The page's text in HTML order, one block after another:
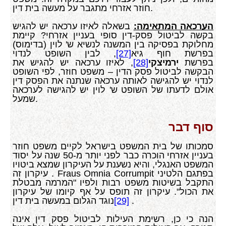
חוזר אזרחי מתגבר על מעשה בית דין.
הערכאה המתאימה: בשאלה לאיזו ערכאה יש להגיש
בקשה לביטול פסק-דין סופי בעניין אזרחי? קיימת
מחלוקת בפסיקה בין המשנה לנשיא ש' לוין (בדימוס)
בפרשת חוף גיא[27], לבין השופט לנדוי
בפרשת ירמיצקי[28], לאיזו ערכאה יש להגיש את
הבקשה לביטול פסק הדין – משפט חוזר, לפי השופט
לנדוי יש להגישה לאותה ערכאה שנתנה את הפסק דין
אולם לדעתו של השופט ש' לוין יש להגישה לערכאה
שמעל.
סוף דבר
סמכותו של בית המשפט בישראל לקיים משפט חוזר
בעניין אזרחי הוכרה כבר לפני יותר מ-50 שנה על יסוד
המשפט האנגלי, והיא נשענת על העיקרון שמצא ביטויו
בפתגם הלטיני Fraus Omnia Corrumpit . עיקרון זה
התקבל בשיטות משפט רבות ולפיו "המרמה מבטלת
את הכול". עיקרון זה תופס על אף קיומו של עיקרון
נוגד הגלום במעשה בית דין[29] .
הנה כי כן, רשימת העילות לביטול פסק דין אינה